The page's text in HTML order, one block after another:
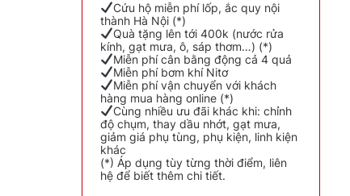
Cứu hộ miễn phí lốp, ắc quy nội
thành Hà Nội (*)
Quà tặng lên tới 400k (nước rửa
kính, gạt mưa, ô, sáp thơm…) (*)
Miễn phí cân bằng động cả 4 quả
Miễn phí bơm khí Nitơ
Miễn phí vận chuyển với khách
hàng mua hàng online (*)
Cùng nhiều ưu đãi khác khi: chỉnh
độ chụm, thay dầu nhớt, gạt mưa,
giảm giá phụ tùng, phụ kiện, linh kiện
khác
(*) Áp dụng tùy từng thời điểm, liên
hệ để biết thêm chi tiết.